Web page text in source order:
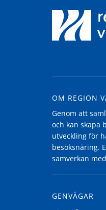
OM REGION
Genom att
och kan skapa
utveckling för
besöksnäring.
samverkan
GENVÄGAR